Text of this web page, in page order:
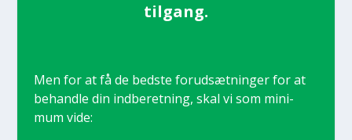
til­gang.
Men for at få de bed­ste for­ud­sæt­nin­ger for at
behand­le din ind­be­ret­ning, skal vi som mini­
mum vide: